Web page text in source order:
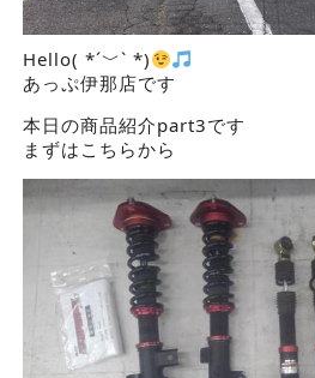
Hello( *´﹀` *)
あっぷ伊那店です
本日の商品紹介part3です
まずはこちらから